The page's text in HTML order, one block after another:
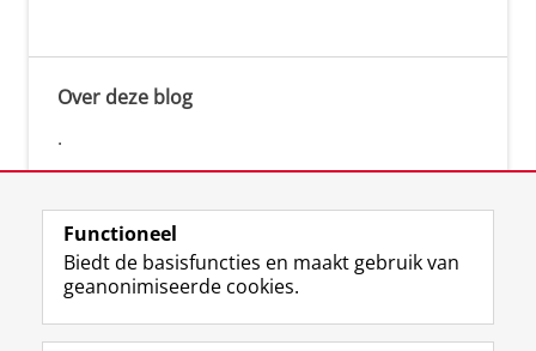
Over deze blog
.
Volg de RUG
F
L
R I
Y
Functioneel
Biedt de basisfuncties en maakt gebruik van
geanonimiseerde cookies.